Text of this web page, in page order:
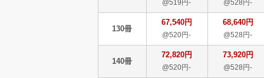
@519円- @528円-
130冊
67,540円
@520円-
68,640円
@528円-
140冊
72,820円
@520円-
73,920円
@528円-